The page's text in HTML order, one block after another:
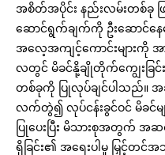
အစိတ်အပိုင်း နည်းလမ်းတစ်ခု ဖ
ဆောင်ရွက်ချက်ကို ဦးဆောင်နေသ
အလေ့အကျင့်ကောင်းများကို အ
လတွင် မိခင်နို့ချိုတိုက်ကျွေးခ
တစ်ခုကို ပြုလုပ်ချင်ပါသည်။ အ
လက်တွဲ၍ လုပ်ငန်းခွင်ဝင် မိခင်မ
ပြုပေးပြီး မိသားစုအတွက် အဆ
ရှိခြင်း၏ အရေးပါမှု မြှင့်တင်